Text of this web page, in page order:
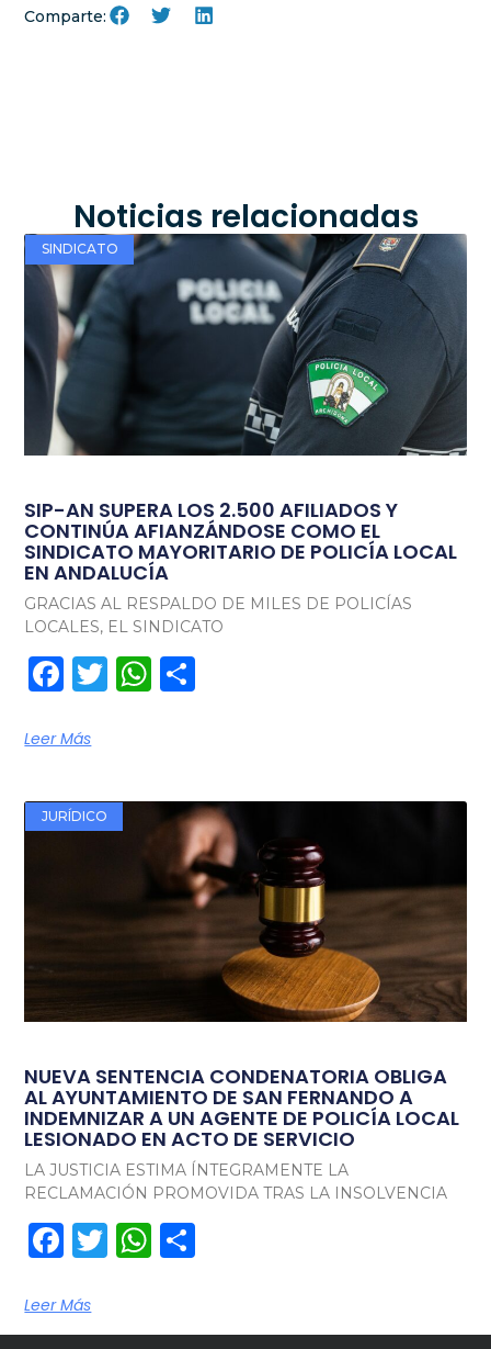
Comparte:
Noticias relacionadas
SINDICATO
SIP-AN SUPERA LOS 2.500 AFILIADOS Y
CONTINÚA AFIANZÁNDOSE COMO EL
SINDICATO MAYORITARIO DE POLICÍA LOCAL
EN ANDALUCÍA
GRACIAS AL RESPALDO DE MILES DE POLICÍAS
LOCALES, EL SINDICATO
Facebook
TwitterWhatsApp
Leer Más
JURÍDICO
NUEVA SENTENCIA CONDENATORIA OBLIGA
AL AYUNTAMIENTO DE SAN FERNANDO A
INDEMNIZAR A UN AGENTE DE POLICÍA LOCAL
LESIONADO EN ACTO DE SERVICIO
LA JUSTICIA ESTIMA ÍNTEGRAMENTE LA
RECLAMACIÓN PROMOVIDA TRAS LA INSOLVENCIA
Facebook
TwitterWhatsApp
Leer Más